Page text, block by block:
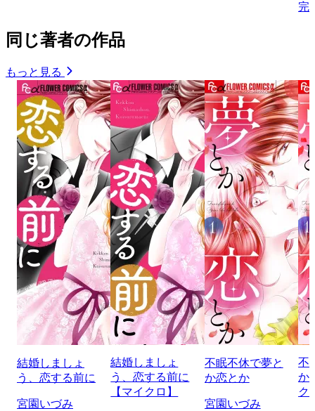
完
同じ著者の作品
もっと見る
結婚しましょ
う、恋する前に
宮園いづみ
結婚しましょ
う、恋する前に
【マイクロ】
不眠不休で夢と
か恋とか
宮園いづみ
不
か
ク